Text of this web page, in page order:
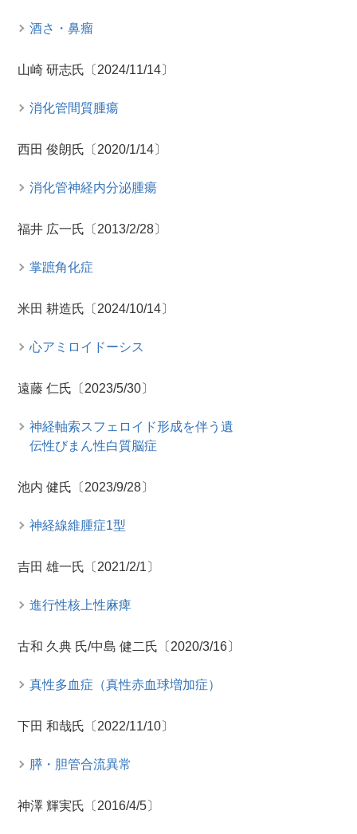
酒さ・鼻瘤
山崎 研志氏〔2024/11/14〕
消化管間質腫瘍
西田 俊朗氏〔2020/1/14〕
消化管神経内分泌腫瘍
福井 広一氏〔2013/2/28〕
掌蹠角化症
米田 耕造氏〔2024/10/14〕
心アミロイドーシス
遠藤 仁氏〔2023/5/30〕
神経軸索スフェロイド形成を伴う遺
伝性びまん性白質脳症
池内 健氏〔2023/9/28〕
神経線維腫症1型
吉田 雄一氏〔2021/2/1〕
進行性核上性麻痺
古和 久典 氏/中島 健二氏〔2020/3/16〕
真性多血症（真性赤血球増加症）
下田 和哉氏〔2022/11/10〕
膵・胆管合流異常
神澤 輝実氏〔2016/4/5〕